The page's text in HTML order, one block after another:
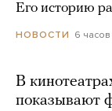
Его историю
НОВОСТИ 6 часов
В
показывают